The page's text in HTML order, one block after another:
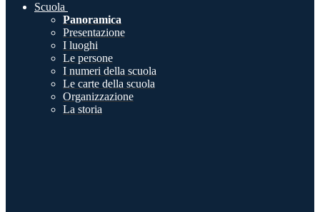
Scuola
Panoramica
Presentazione
I luoghi
Le persone
I numeri della scuola
Le carte della scuola
Organizzazione
La storia